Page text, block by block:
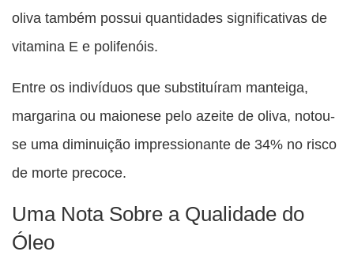
oliva também possui quantidades significativas de
vitamina E e polifenóis.
Entre os indivíduos que substituíram manteiga,
margarina ou maionese pelo azeite de oliva, notou-
se uma diminuição impressionante de 34% no risco
de morte precoce.
Uma Nota Sobre a Qualidade do
Óleo